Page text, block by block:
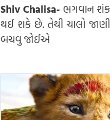
Shiv Chalisa- ભગવાન
થઈ શકે છે. તેથી ચાલો
બચવુ જોઈએ